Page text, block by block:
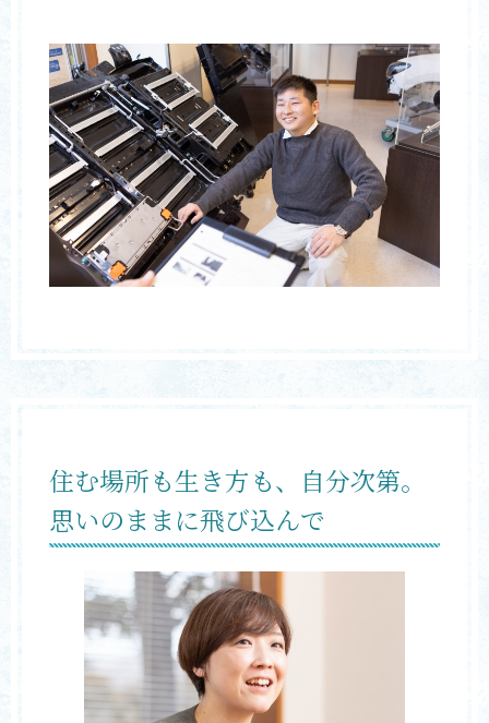
住む場所も生き方も、自分次第。
思いのままに飛び込んで